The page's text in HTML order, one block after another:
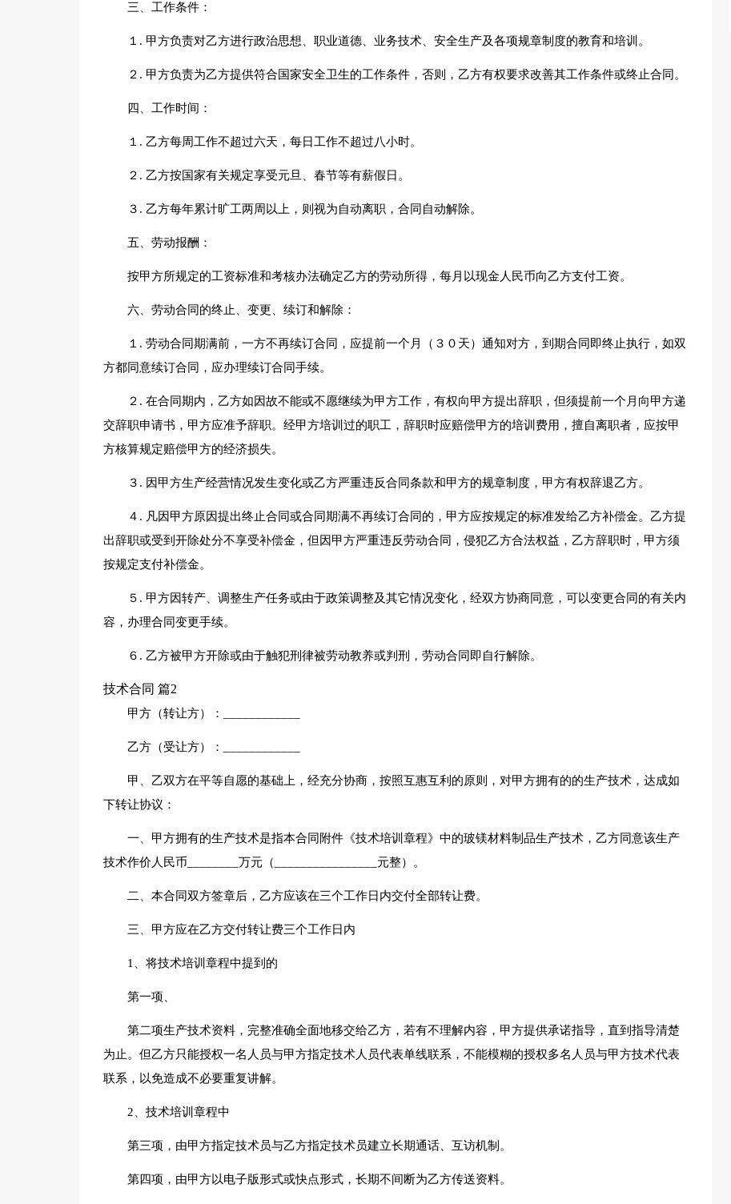
三、工作条件：
１. 甲方负责对乙方进行政治思想、职业道德、业务技术、安全生产及各项规章制度的教育和培训。
２. 甲方负责为乙方提供符合国家安全卫生的工作条件，否则，乙方有权要求改善其工作条件或终止合同。
四、工作时间：
１. 乙方每周工作不超过六天，每日工作不超过八小时。
２. 乙方按国家有关规定享受元旦、春节等有薪假日。
３. 乙方每年累计旷工两周以上，则视为自动离职，合同自动解除。
五、劳动报酬：
按甲方所规定的工资标准和考核办法确定乙方的劳动所得，每月以现金人民币向乙方支付工资。
六、劳动合同的终止、变更、续订和解除：
１. 劳动合同期满前，一方不再续订合同，应提前一个月（３０天）通知对方，到期合同即终止执行，如双
方都同意续订合同，应办理续订合同手续。
２. 在合同期内，乙方如因故不能或不愿继续为甲方工作，有权向甲方提出辞职，但须提前一个月向甲方递
交辞职申请书，甲方应准予辞职。经甲方培训过的职工，辞职时应赔偿甲方的培训费用，擅自离职者，应按甲
方核算规定赔偿甲方的经济损失。
３. 因甲方生产经营情况发生变化或乙方严重违反合同条款和甲方的规章制度，甲方有权辞退乙方。
４. 凡因甲方原因提出终止合同或合同期满不再续订合同的，甲方应按规定的标准发给乙方补偿金。乙方提
出辞职或受到开除处分不享受补偿金，但因甲方严重违反劳动合同，侵犯乙方合法权益，乙方辞职时，甲方须
按规定支付补偿金。
５. 甲方因转产、调整生产任务或由于政策调整及其它情况变化，经双方协商同意，可以变更合同的有关内
容，办理合同变更手续。
６. 乙方被甲方开除或由于触犯刑律被劳动教养或判刑，劳动合同即自行解除。
技术合同 篇2
甲方（转让方）：____________
乙方（受让方）：____________
甲、乙双方在平等自愿的基础上，经充分协商，按照互惠互利的原则，对甲方拥有的的生产技术，达成如
下转让协议：
一、甲方拥有的生产技术是指本合同附件《技术培训章程》中的玻镁材料制品生产技术，乙方同意该生产
技术作价人民币________万元（________________元整）。
二、本合同双方签章后，乙方应该在三个工作日内交付全部转让费。
三、甲方应在乙方交付转让费三个工作日内
1、将技术培训章程中提到的
第一项、
第二项生产技术资料，完整准确全面地移交给乙方，若有不理解内容，甲方提供承诺指导，直到指导清楚
为止。但乙方只能授权一名人员与甲方指定技术人员代表单线联系，不能模糊的授权多名人员与甲方技术代表
联系，以免造成不必要重复讲解。
2、技术培训章程中
第三项，由甲方指定技术员与乙方指定技术员建立长期通话、互访机制。
第四项，由甲方以电子版形式或快点形式，长期不间断为乙方传送资料。